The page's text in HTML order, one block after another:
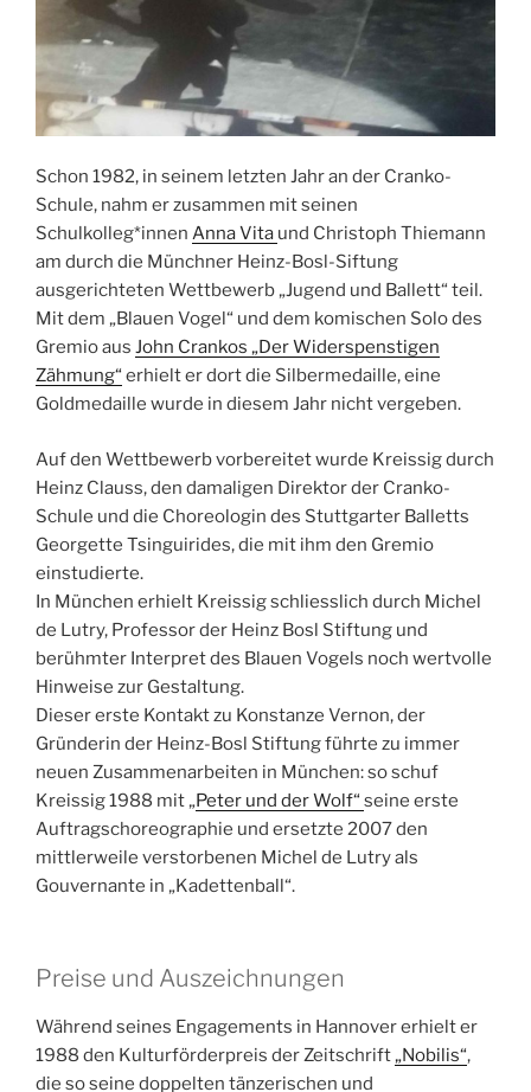
Schon 1982, in seinem letzten Jahr an der Cranko-
Schule, nahm er zusammen mit seinen
Schulkolleg*innen Anna Vita und Christoph Thiemann
am durch die Münchner Heinz-Bosl-Siftung
ausgerichteten Wettbewerb „Jugend und Ballett“ teil.
Mit dem „Blauen Vogel“ und dem komischen Solo des
Gremio aus John Crankos „Der Widerspenstigen
Zähmung“ erhielt er dort die Silbermedaille, eine
Goldmedaille wurde in diesem Jahr nicht vergeben.
Auf den Wettbewerb vorbereitet wurde Kreissig durch
Heinz Clauss, den damaligen Direktor der Cranko-
Schule und die Choreologin des Stuttgarter Balletts
Georgette Tsinguirides, die mit ihm den Gremio
einstudierte.
In München erhielt Kreissig schliesslich durch Michel
de Lutry, Professor der Heinz Bosl Stiftung und
berühmter Interpret des Blauen Vogels noch wertvolle
Hinweise zur Gestaltung.
Dieser erste Kontakt zu Konstanze Vernon, der
Gründerin der Heinz-Bosl Stiftung führte zu immer
neuen Zusammenarbeiten in München: so schuf
Kreissig 1988 mit „Peter und der Wolf“ seine erste
Auftragschoreographie und ersetzte 2007 den
mittlerweile verstorbenen Michel de Lutry als
Gouvernante in „Kadettenball“.
Preise und Auszeichnungen
Während seines Engagements in Hannover erhielt er
1988 den Kulturförderpreis der Zeitschrift„Nobilis“,
die so seine doppelten tänzerischen und